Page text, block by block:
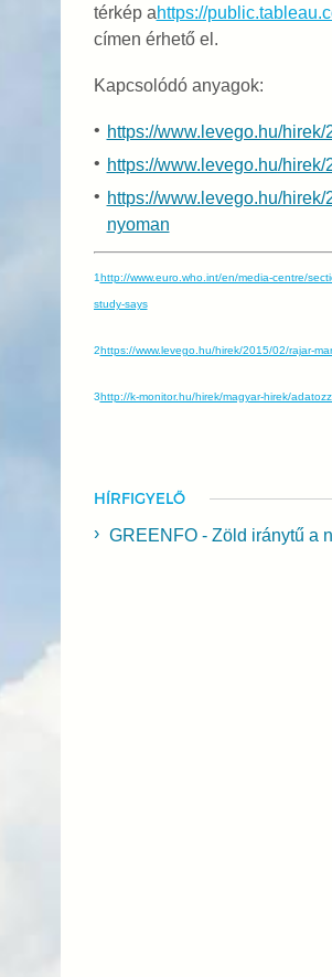
térkép ahttps://
címen érhető el.
Kapcsolódó anyagok:
https://www.levego.hu/
https://www.levego.hu/
https://www.levego.hu/
nyoman
1http://www.euro.who.int/en/media-centre/
study-says
2https://www.levego.hu/hirek/2015/02/rajar-
3http://k-monitor.hu/hirek/magyar-hirek/
HÍRFIGYELŐ
GREENFO - Zöld iránytű a